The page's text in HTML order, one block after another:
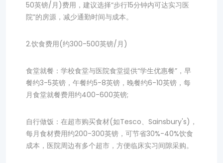
50英镑/月)费用，建议选择“步行15分钟内可达实习医
院”的房源，减少通勤时间与成本。
2.饮食费用(约300-500英镑/月)
食堂就餐：学校食堂与医院食堂提供“学生优惠餐”，早
餐约3-5英镑，午餐约5-8英镑，晚餐约6-10英镑，每
月食堂就餐费用约400-600英镑;
自行做饭：在超市购买食材(如Tesco、Sainsbury's)，
每月食材费用约200-300英镑，可节省30%-40%饮食
成本，医院周边有多个超市，方便临床实习间隙采购。